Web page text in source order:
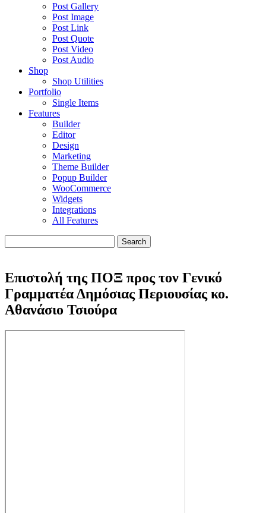
Post Gallery
Post Image
Post Link
Post Quote
Post Video
Post Audio
Shop
Shop Utilities
Portfolio
Single Items
Features
Builder
Editor
Design
Marketing
Theme Builder
Popup Builder
WooCommerce
Widgets
Integrations
All Features
Search
Επιστολή της ΠΟΞ προς τον Γενικό
Γραμματέα Δημόσιας Περιουσίας κο.
Αθανάσιο Τσιούρα